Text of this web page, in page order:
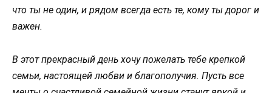
что ты не один, и рядом всегда есть те, кому ты дорог и
важен.
В этот прекрасный день хочу пожелать тебе крепкой
семьи, настоящей любви и благополучия. Пусть все